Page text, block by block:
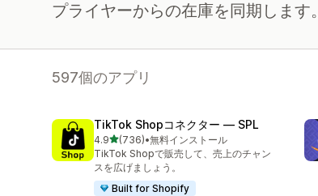
プライヤーからの在庫を同期します。
597個のアプリ
TikTok Shopコネクター — SPL
4.95つ星中
(736)
合計レビュー数：736件
•無料インストール
TikTok Shopで販売して、売上のチャン
スを広げましょう。
Built for Shopify